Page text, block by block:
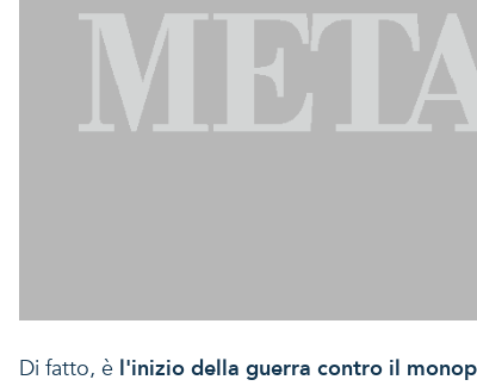
Di fatto, è l'inizio della guerra contro il